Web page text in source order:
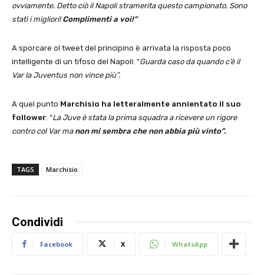
ovviamente. Detto ciò il Napoli stramerita questo campionato. Sono
stati i migliori!Complimenti a voi!”
A sporcare ol tweet del principino è arrivata la risposta poco
intelligente di un tifoso del Napoli: “Guarda caso da quando c’è il
Var la Juventus non vince più”.
A quel punto Marchisio ha letteralmente annientato il suo
follower: “La Juve è stata la prima squadra a ricevere un rigore
contro col Var ma non mi sembra che non abbia più vinto”.
TAGS Marchisio
Condividi
Facebook X WhatsApp